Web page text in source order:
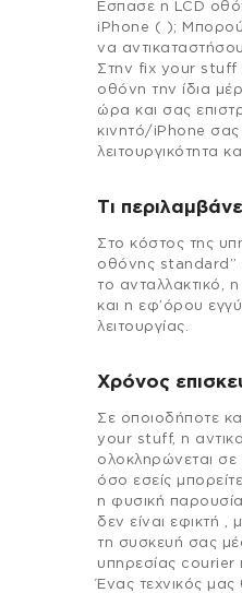
Εσπασε η LCD
iPhone ( );
να
Στην fix your stuff
οθόνη την ίδια
ώρα και σας
κινητό/iPhone
λειτουργικότητα
Τι
Στo κόστος της
οθόνης standard”
το ανταλλακτικό,
και η εφ’όρου
λειτουργίας.
Χρόνος
Σε οποιοδήποτε
your stuff, η
ολοκληρώνεται σε
όσο εσείς
η φυσική
δεν είναι εφικτή ,
τη συσκευή σας
υπηρεσίας courier
Ένας τεχνικός μας